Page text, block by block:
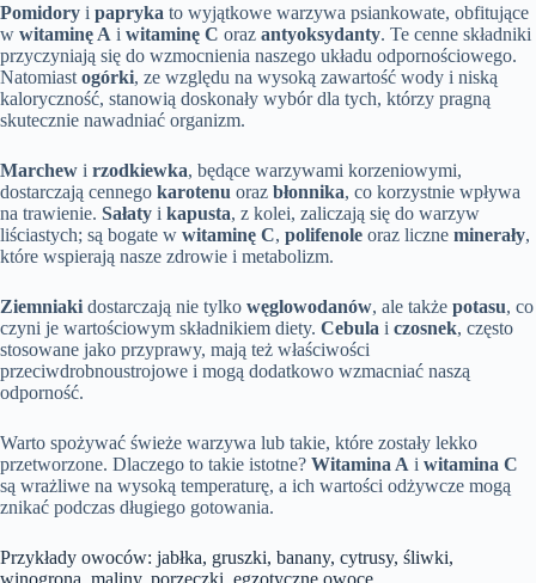
Pomidory i papryka to wyjątkowe warzywa psiankowate, obfitujące
w witaminę A i witaminę C oraz antyoksydanty. Te cenne składniki
przyczyniają się do wzmocnienia naszego układu odpornościowego.
Natomiast ogórki, ze względu na wysoką zawartość wody i niską
kaloryczność, stanowią doskonały wybór dla tych, którzy pragną
skutecznie nawadniać organizm.
Marchew i rzodkiewka, będące warzywami korzeniowymi,
dostarczają cennego karotenu oraz błonnika, co korzystnie wpływa
na trawienie. Sałaty i kapusta, z kolei, zaliczają się do warzyw
liściastych; są bogate w witaminę C, polifenole oraz liczne minerały,
które wspierają nasze zdrowie i metabolizm.
Ziemniaki dostarczają nie tylko węglowodanów, ale także potasu, co
czyni je wartościowym składnikiem diety. Cebula i czosnek, często
stosowane jako przyprawy, mają też właściwości
przeciwdrobnoustrojowe i mogą dodatkowo wzmacniać naszą
odporność.
Warto spożywać świeże warzywa lub takie, które zostały lekko
przetworzone. Dlaczego to takie istotne? Witamina A i witamina C
są wrażliwe na wysoką temperaturę, a ich wartości odżywcze mogą
znikać podczas długiego gotowania.
Przykłady owoców: jabłka, gruszki, banany, cytrusy, śliwki,
winogrona, maliny, porzeczki, egzotyczne owoce